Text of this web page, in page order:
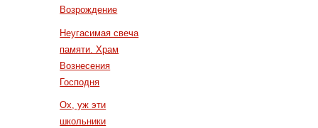
Возрождение
Неугасимая свеча
памяти. Храм
Вознесения
Господня
Ох, уж эти
школьники